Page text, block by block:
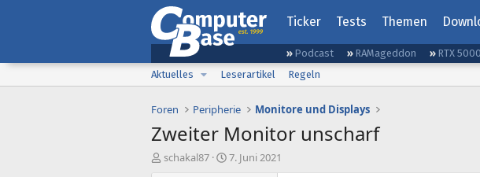
Ticker Tests Themen
Podcast RAMageddon RTX
Aktuelles
Leserartikel Regeln
Foren Peripherie Monitore und Displays
Zweiter Monitor unscharf
E
schakal87
E
7. Juni 2021